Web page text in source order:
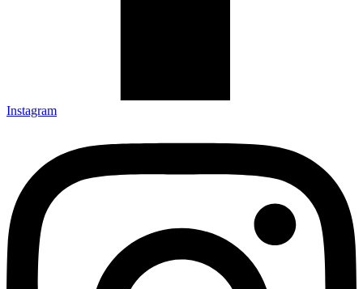
Instagram